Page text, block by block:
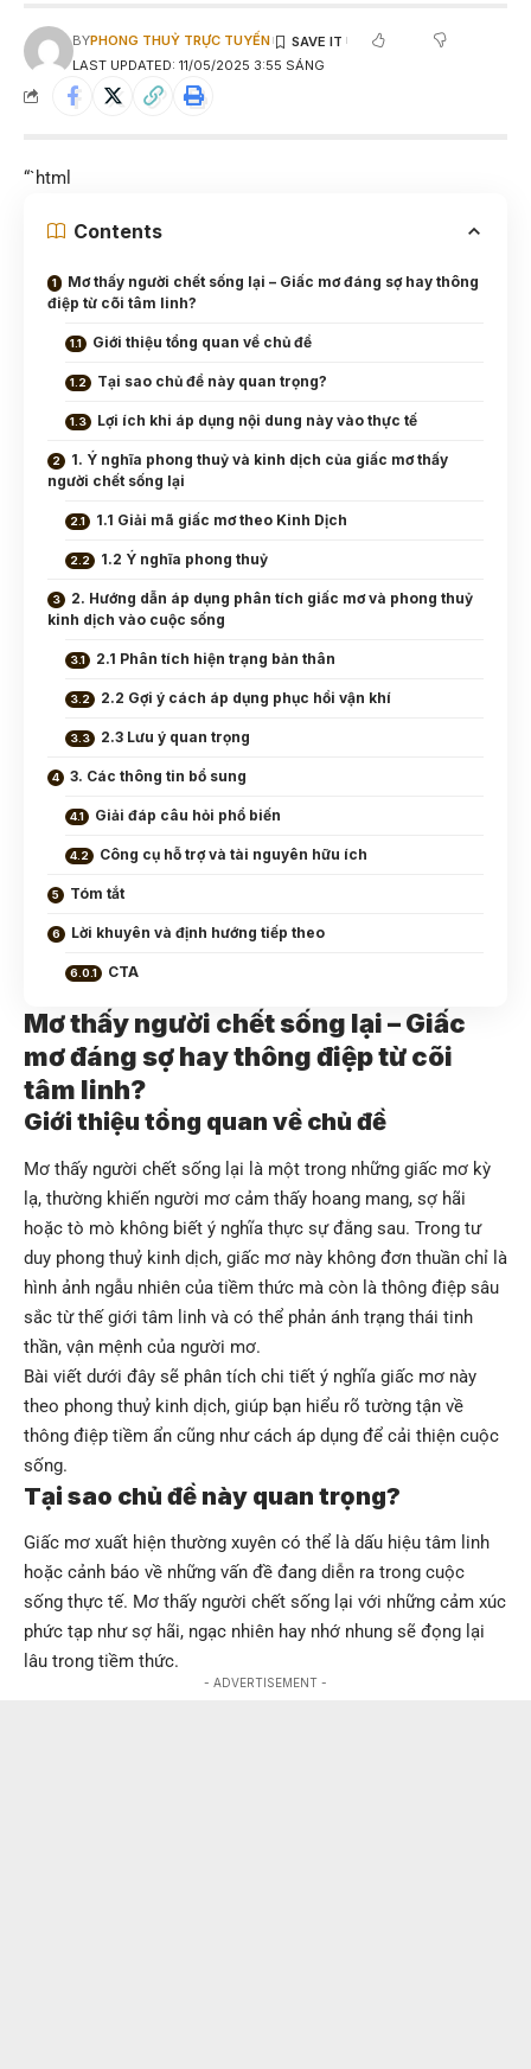
LAST UPDATED: 11/05/2025 3:55 SÁNG
BYPHONG THUỶ TRỰC TUYẾN
“`html
Contents
Mơ thấy người chết sống lại – Giấc mơ đáng sợ hay thông
điệp từ cõi tâm linh?
Giới thiệu tổng quan về chủ đề
Tại sao chủ đề này quan trọng?
Lợi ích khi áp dụng nội dung này vào thực tế
1. Ý nghĩa phong thuỷ và kinh dịch của giấc mơ thấy
người chết sống lại
1.1 Giải mã giấc mơ theo Kinh Dịch
1.2 Ý nghĩa phong thuỷ
2. Hướng dẫn áp dụng phân tích giấc mơ và phong thuỷ
kinh dịch vào cuộc sống
2.1 Phân tích hiện trạng bản thân
2.2 Gợi ý cách áp dụng phục hồi vận khí
2.3 Lưu ý quan trọng
3. Các thông tin bổ sung
Giải đáp câu hỏi phổ biến
Công cụ hỗ trợ và tài nguyên hữu ích
Tóm tắt
Lời khuyên và định hướng tiếp theo
CTA
Mơ thấy người chết sống lại – Giấc
mơ đáng sợ hay thông điệp từ cõi
tâm linh?
Giới thiệu tổng quan về chủ đề
Mơ thấy người chết sống lại là một trong những giấc mơ kỳ
lạ, thường khiến người mơ cảm thấy hoang mang, sợ hãi
hoặc tò mò không biết ý nghĩa thực sự đằng sau. Trong tư
duy phong thuỷ kinh dịch, giấc mơ này không đơn thuần chỉ là
hình ảnh ngẫu nhiên của tiềm thức mà còn là thông điệp sâu
sắc từ thế giới tâm linh và có thể phản ánh trạng thái tinh
thần, vận mệnh của người mơ.
Bài viết dưới đây sẽ phân tích chi tiết ý nghĩa giấc mơ này
theo phong thuỷ kinh dịch, giúp bạn hiểu rõ tường tận về
thông điệp tiềm ẩn cũng như cách áp dụng để cải thiện cuộc
sống.
Tại sao chủ đề này quan trọng?
Giấc mơ xuất hiện thường xuyên có thể là dấu hiệu tâm linh
hoặc cảnh báo về những vấn đề đang diễn ra trong cuộc
sống thực tế. Mơ thấy người chết sống lại với những cảm xúc
phức tạp như sợ hãi, ngạc nhiên hay nhớ nhung sẽ đọng lại
lâu trong tiềm thức.
- ADVERTISEMENT -